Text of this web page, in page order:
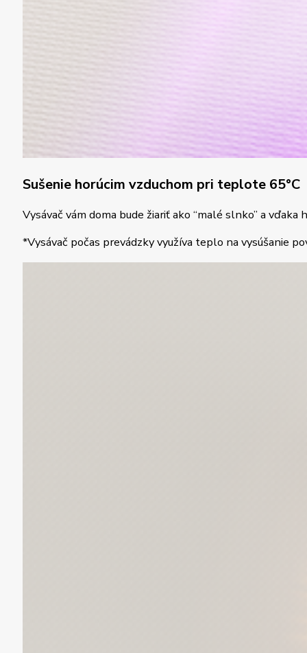
Sušenie horúcim vzduchom pri teplote 65°C
Vysávač vám doma bude žiariť ako “malé slnko” a
*Vysávač počas prevádzky využíva teplo na vysúšanie